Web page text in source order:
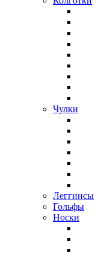
Чулки
Леггинсы
Гольфы
Носки